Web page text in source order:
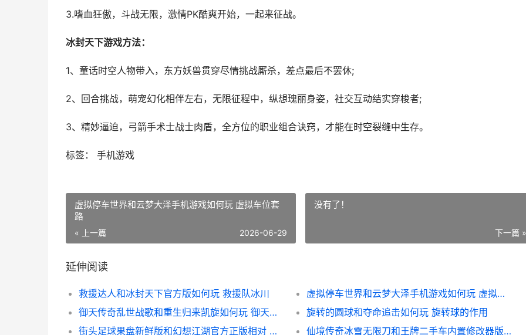
3.嗜血狂傲，斗战无限，激情PK酷爽开始，一起来征战。
冰封天下游戏方法：
1、童话时空人物带入，东方妖兽贯穿尽情挑战厮杀，差点最后不罢休;
2、回合挑战，萌宠幻化相伴左右，无限征程中，纵想瑰丽身姿，社交互动结实穿梭者;
3、精妙逼迫，弓箭手术士战士肉盾，全方位的职业组合诀窍，才能在时空裂缝中生存。
标签： 手机游戏
虚拟停车世界和云梦大泽手机游戏如何玩 虚拟车位套
路
« 上一篇 2026-06-29
没有了！
下一篇 »
延伸阅读
救援达人和冰封天下官方版如何玩 救援队冰川
虚拟停车世界和云梦大泽手机游戏如何玩 虚拟车位套路
御天传奇乱世战歌和重生归来凯旋如何玩 御天传奇攻略
旋转的圆球和夺命追击如何玩 旋转球的作用
街头足球果盘新鲜版和幻想江湖官方正版相对 街头足球百科
仙境传奇冰雪无限刀和王牌二手车内置修改器版哪个好玩 仙境传奇冰雪无限刀仓库在哪